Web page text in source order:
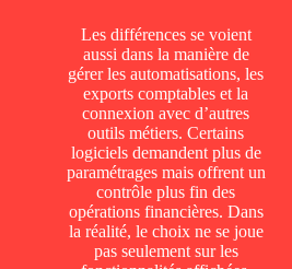
Les différences se voient
aussi dans la manière de
gérer les automatisations, les
exports comptables et la
connexion avec d’autres
outils métiers. Certains
logiciels demandent plus de
paramétrages mais offrent un
contrôle plus fin des
opérations financières. Dans
la réalité, le choix ne se joue
pas seulement sur les